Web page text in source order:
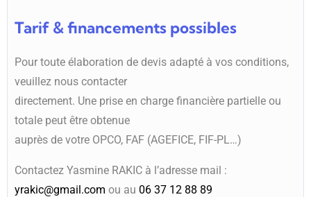
Tarif & financements possibles
Pour toute élaboration de devis adapté à vos conditions,
veuillez nous contacter
directement. Une prise en charge financière partielle ou
totale peut être obtenue
auprès de votre OPCO, FAF (AGEFICE, FIF-PL…)
Contactez Yasmine RAKIC à l’adresse mail :
yrakic@gmail.com ou au 06 37 12 88 89